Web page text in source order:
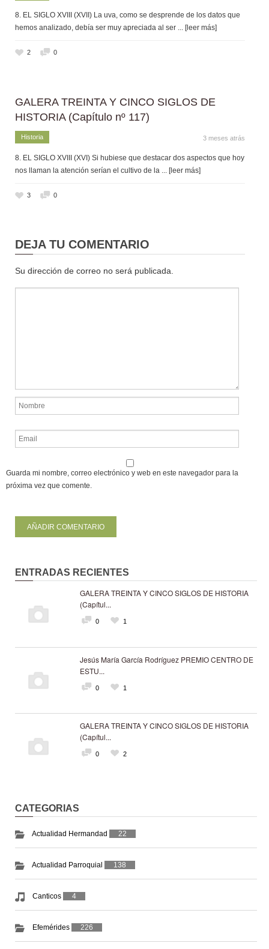
8. EL SIGLO XVIII (XVII) La uva, como se desprende de los datos que
hemos analizado, debía ser muy apreciada al ser ... [leer más]
2 0
GALERA TREINTA Y CINCO SIGLOS DE
HISTORIA (Capítulo nº 117)
Historia 3 meses atrás
8. EL SIGLO XVIII (XVI) Si hubiese que destacar dos aspectos que hoy
nos llaman la atención serían el cultivo de la ... [leer más]
3 0
DEJA TU COMENTARIO
Su dirección de correo no será publicada.
Guarda mi nombre, correo electrónico y web en este navegador para la
próxima vez que comente.
ENTRADAS RECIENTES
GALERA TREINTA Y CINCO SIGLOS DE HISTORIA
(Capítul...
0 1
Jesús María García Rodríguez PREMIO CENTRO DE
ESTU...
0 1
GALERA TREINTA Y CINCO SIGLOS DE HISTORIA
(Capítul...
0 2
CATEGORIAS
Actualidad Hermandad 22
Actualidad Parroquial 138
Canticos 4
Efemérides 226